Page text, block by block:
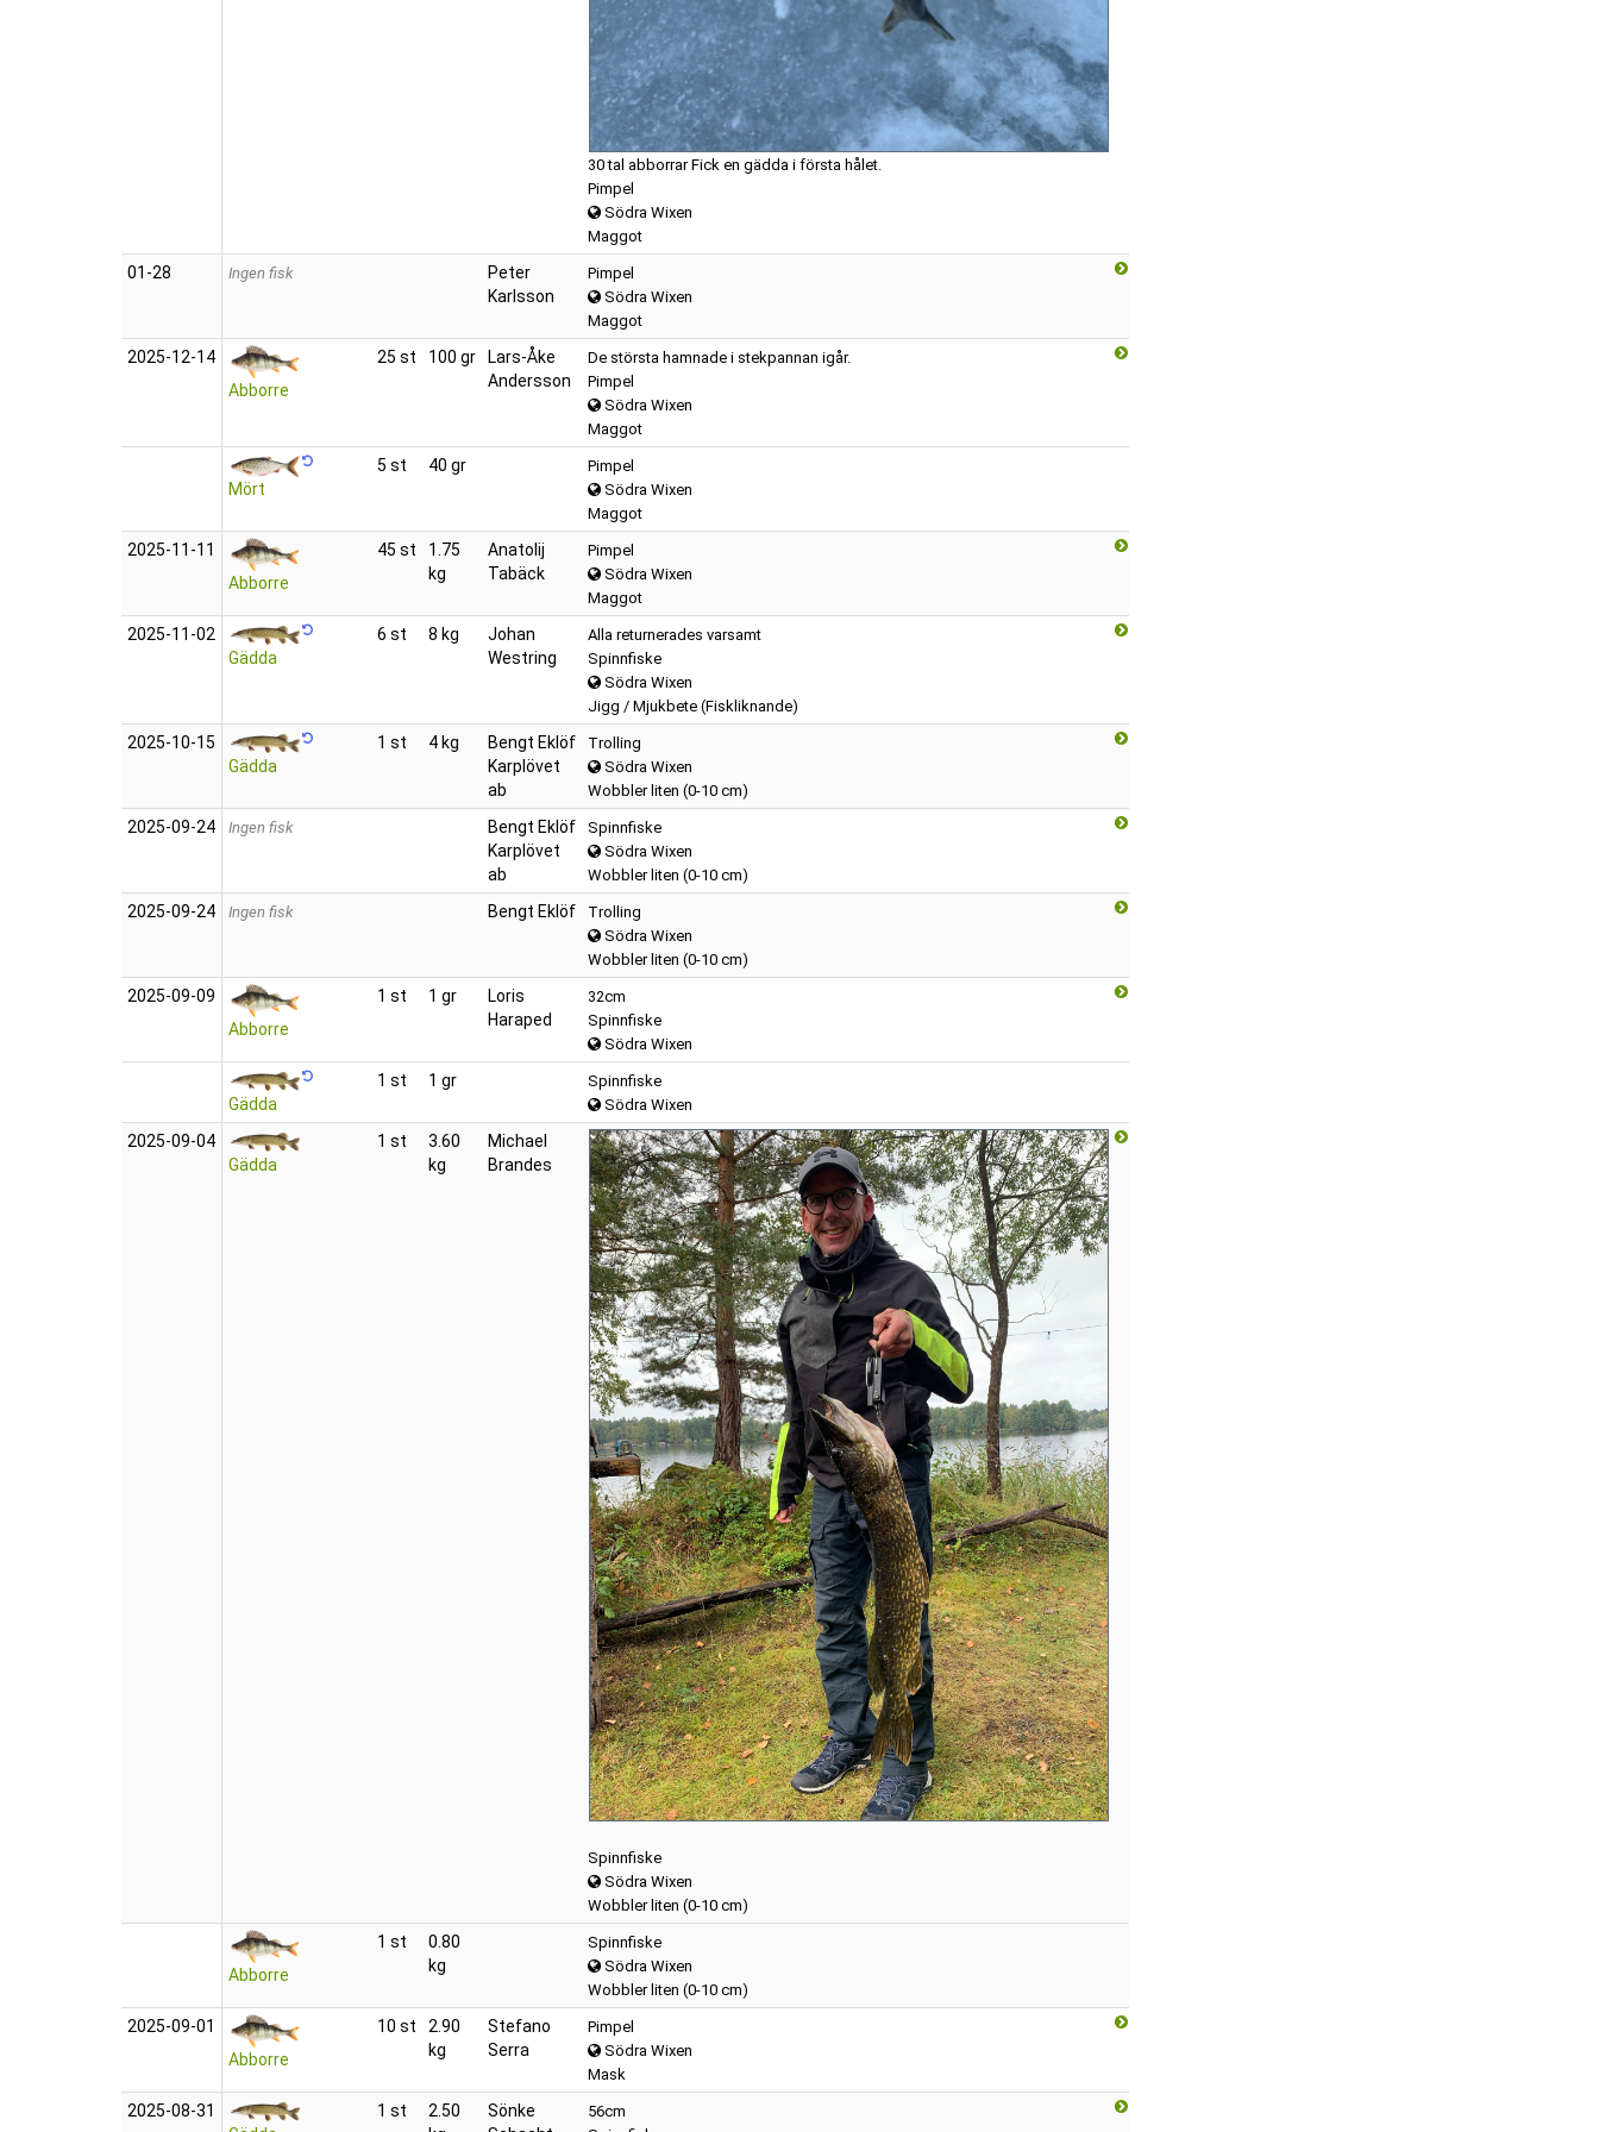
30 tal abborrar Fick en gädda i första hålet.
Pimpel
Södra Wixen
Maggot
01‑28 Ingen fisk
Peter
Karlsson
Pimpel
Södra Wixen
Maggot
2025‑12‑14
Abborre
25 st 100 gr
Lars-Åke
Andersson
De största hamnade i stekpannan igår.
Pimpel
Södra Wixen
Maggot
Mört
5 st 40 gr
Pimpel
Södra Wixen
Maggot
2025‑11‑11
Abborre
45 st
1.75
kg
Anatolij
Tabäck
Pimpel
Södra Wixen
Maggot
2025‑11‑02
Gädda
6 st 8 kg
Johan
Westring
Alla returnerades varsamt
Spinnfiske
Södra Wixen
Jigg / Mjukbete (Fiskliknande)
2025‑10‑15
Gädda
1 st 4 kg
Bengt Eklöf
Karplövet
ab
Trolling
Södra Wixen
Wobbler liten (0-10 cm)
2025‑09‑24 Ingen fisk
Bengt Eklöf
Karplövet
ab
Spinnfiske
Södra Wixen
Wobbler liten (0-10 cm)
2025‑09‑24 Ingen fisk Bengt Eklöf
Trolling
Södra Wixen
Wobbler liten (0-10 cm)
2025‑09‑09
Abborre
1 st 1 gr
Loris
Haraped
32cm
Spinnfiske
Södra Wixen
Gädda
1 st 1 gr
Spinnfiske
Södra Wixen
2025‑09‑04
Gädda
1 st
3.60
kg
Michael
Brandes
Spinnfiske
Södra Wixen
Wobbler liten (0-10 cm)
Abborre
1 st
0.80
kg
Spinnfiske
Södra Wixen
Wobbler liten (0-10 cm)
2025‑09‑01
Abborre
10 st
2.90
kg
Stefano
Serra
Pimpel
Södra Wixen
Mask
2025‑08‑31
1 st
2.50
Sönke
56cm